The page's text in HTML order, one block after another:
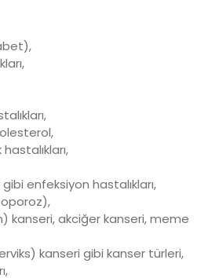
gibi enfeksiyon hastalıkları,
kanseri, akciğer kanseri, meme
kanseri gibi kanser türleri,